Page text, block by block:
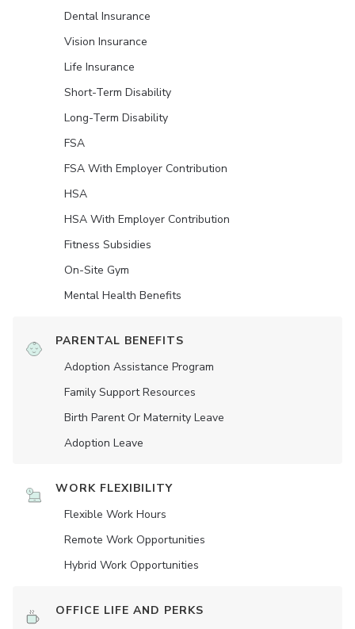
Dental Insurance
Vision Insurance
Life Insurance
Short-Term Disability
Long-Term Disability
FSA
FSA With Employer Contribution
HSA
HSA With Employer Contribution
Fitness Subsidies
On-Site Gym
Mental Health Benefits
PARENTAL BENEFITS
Adoption Assistance Program
Family Support Resources
Birth Parent Or Maternity Leave
Adoption Leave
WORK FLEXIBILITY
Flexible Work Hours
Remote Work Opportunities
Hybrid Work Opportunities
OFFICE LIFE AND PERKS